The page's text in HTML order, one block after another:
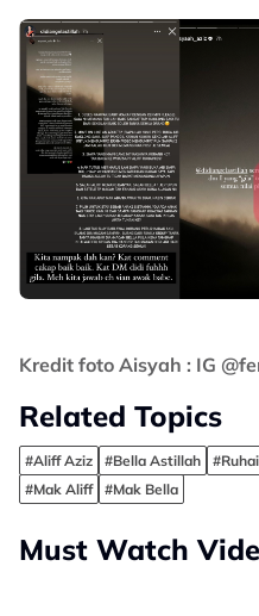
Kredit foto Aisyah : IG
Related Topics
#Aliff Aziz #Bella Astillah
#Mak Aliff
#Mak Bella
Must Watch